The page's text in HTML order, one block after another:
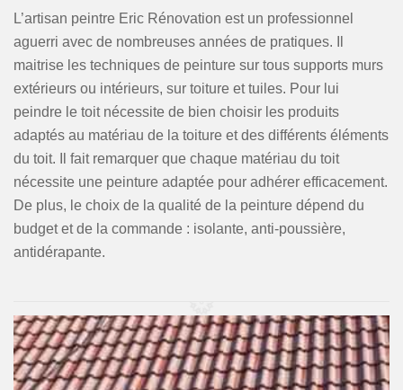
L’artisan peintre Eric Rénovation est un professionnel
aguerri avec de nombreuses années de pratiques. Il
maitrise les techniques de peinture sur tous supports murs
extérieurs ou intérieurs, sur toiture et tuiles. Pour lui
peindre le toit nécessite de bien choisir les produits
adaptés au matériau de la toiture et des différents éléments
du toit. Il fait remarquer que chaque matériau du toit
nécessite une peinture adaptée pour adhérer efficacement.
De plus, le choix de la qualité de la peinture dépend du
budget et de la commande : isolante, anti-poussière,
antidérapante.